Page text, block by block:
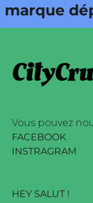
par
Vous pouvez
FACEBOOK
INSTRAGRAM
HEY SALUT !